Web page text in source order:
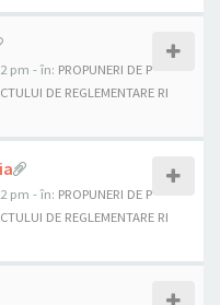
pm - în: PROPUNERI DE P
DE REGLEMENTARE RI
pm - în: PROPUNERI DE P
DE REGLEMENTARE RI